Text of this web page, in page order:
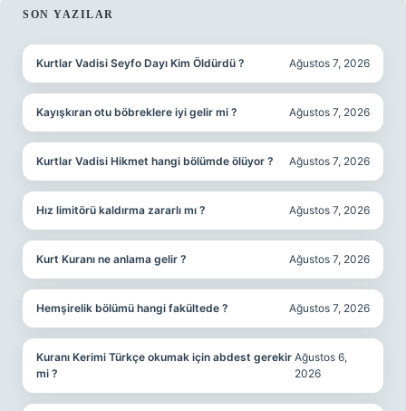
SIDEBAR
SON YAZILAR
Kurtlar Vadisi Seyfo Dayı Kim Öldürdü ? Ağustos 7, 2026
Kayışkıran otu böbreklere iyi gelir mi ? Ağustos 7, 2026
Kurtlar Vadisi Hikmet hangi bölümde ölüyor ? Ağustos 7, 2026
Hız limitörü kaldırma zararlı mı ? Ağustos 7, 2026
Kurt Kuranı ne anlama gelir ? Ağustos 7, 2026
Hemşirelik bölümü hangi fakültede ? Ağustos 7, 2026
Kuranı Kerimi Türkçe okumak için abdest gerekir
mi ?
Ağustos 6,
2026